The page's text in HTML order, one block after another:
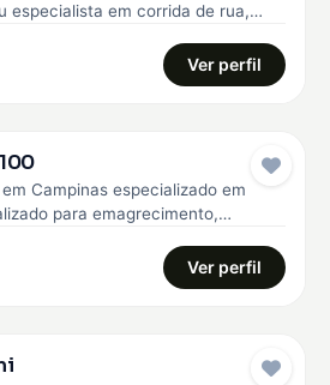
especialista em corrida de rua,
Ver perfil
Campinas especializado em
para emagrecimento,
Ver perfil